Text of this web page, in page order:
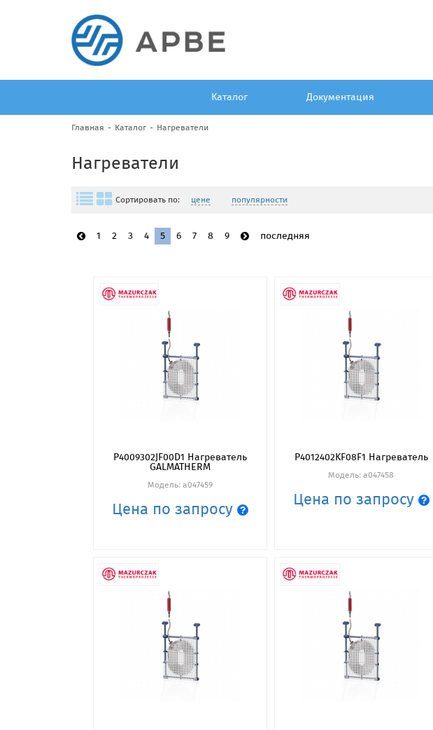
Каталог Документация
Главная Каталог Нагреватели
Нагреватели
Сортировать по: цене популярности
1 2 3 4 5 6 7 8 9 последняя
P4009302JF00D1 Нагреватель
GALMATHERM
Модель: a047459
Цена по запросу
P4012402KF08F1 Нагреватель
Модель: a047458
Цена по запросу